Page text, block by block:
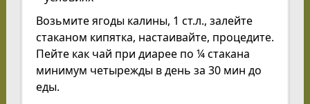
Возьмите ягоды калины, 1 ст.л., залейте
стаканом кипятка, настаивайте, процедите.
Пейте как чай при диарее по ¼ стакана
минимум четырежды в день за 30 мин до
еды.